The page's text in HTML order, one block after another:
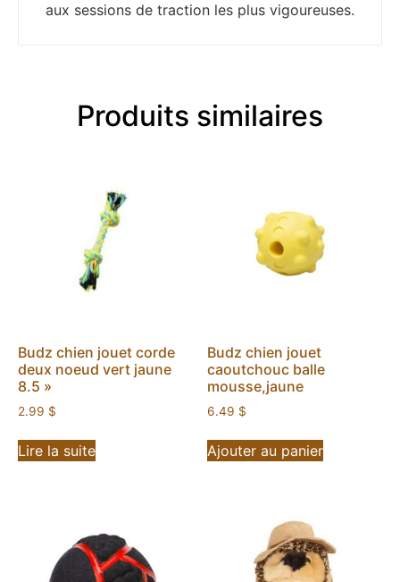
aux sessions de traction les plus vigoureuses.
Produits similaires
Budz chien jouet corde
deux noeud vert jaune
8.5 »
2.99 $
Lire la suite
Budz chien jouet
caoutchouc balle
mousse,jaune
6.49 $
Ajouter au panier